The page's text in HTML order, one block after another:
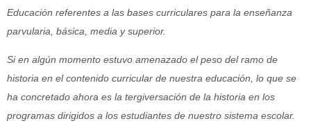
Educación referentes a las bases curriculares para la enseñanza
parvularia, básica, media y superior.
Si en algún momento estuvo amenazado el peso del ramo de
historia en el contenido curricular de nuestra educación, lo que se
ha concretado ahora es la tergiversación de la historia en los
programas dirigidos a los estudiantes de nuestro sistema escolar.